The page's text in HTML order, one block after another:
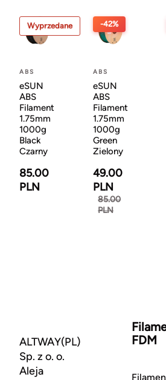
Wyprzedane
ABS
eSUN
ABS
Filament
1.75mm
1000g
Black
Czarny
85.00
PLN
-42%
ABS
eSUN
ABS
Filament
1.75mm
1000g
Green
Zielony
49.00
PLN
85.00
PLN
ALTWAY(PL)
Sp. z o. o.
Aleja
FDM